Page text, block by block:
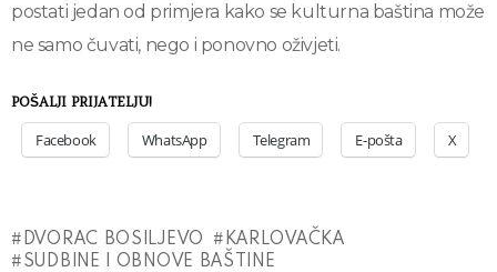
postati jedan od primjera kako se kulturna baština može
ne samo čuvati, nego i ponovno oživjeti.
POŠALJI PRIJATELJU!
Facebook WhatsApp Telegram E-pošta X
DVORAC BOSILJEVO
KARLOVAČKA
SUDBINE I OBNOVE BAŠTINE